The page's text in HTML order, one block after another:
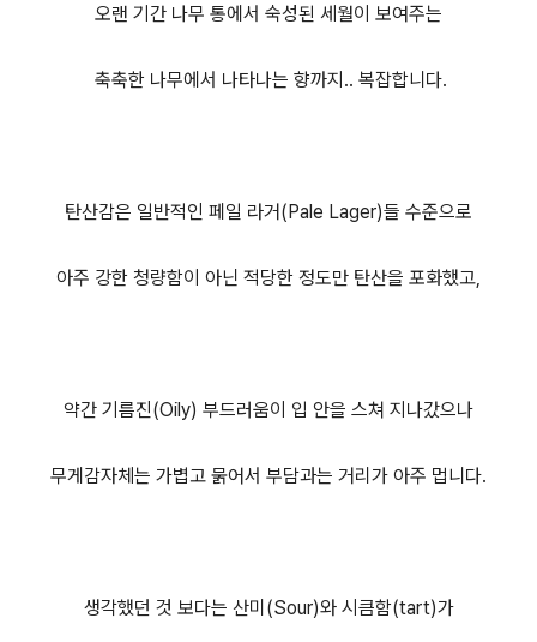
오랜 기간 나무 통에서 숙성된 세월이 보여주는
축축한 나무에서 나타나는 향까지.. 복잡합니다.
탄산감은 일반적인 페일 라거(Pale Lager)들 수준으로
아주 강한 청량함이 아닌 적당한 정도만 탄산을 포화했고,
약간 기름진(Oily) 부드러움이 입 안을 스쳐 지나갔으나
무게감자체는 가볍고 묽어서 부담과는 거리가 아주 멉니다.
생각했던 것 보다는 산미(Sour)와 시큼함(tart)가